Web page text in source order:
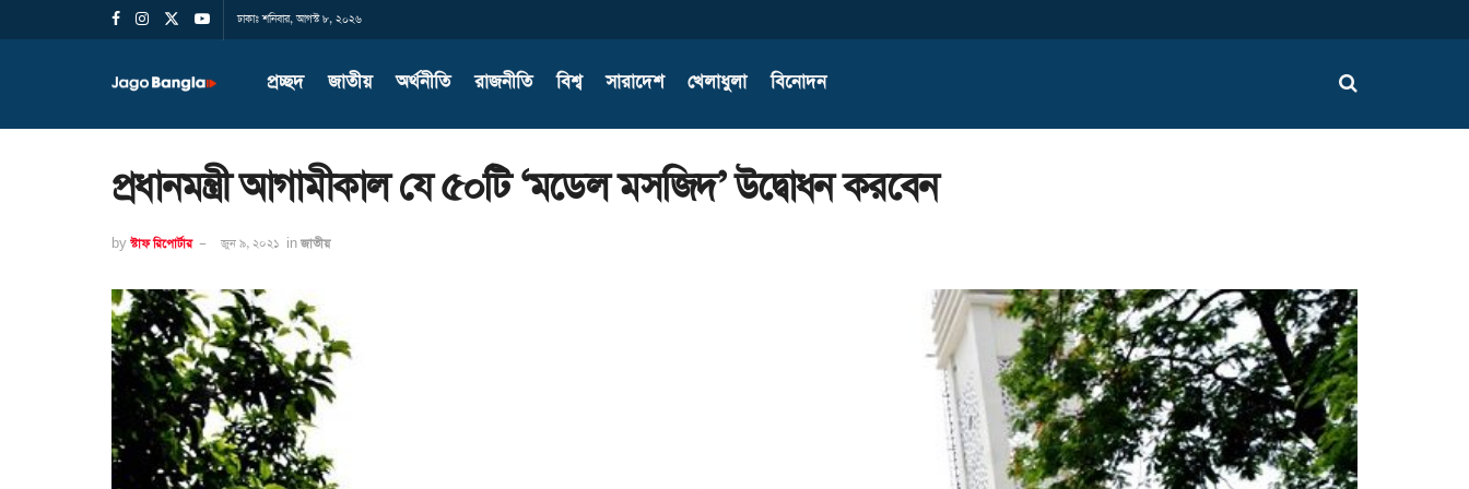
ঢাকাঃ শনিবার, আগস্ট ৮, ২০২৬
প্রচ্ছদ জাতীয় অর্থনীতি রাজনীতি বিশ্ব সারাদেশ খেলাধুলা বিনোদন
প্রধানমন্ত্রী আগামীকাল যে ৫০টি ‘মডেল মসজিদ’ উদ্বোধন করবেন
by স্টাফ রিপোর্টার জুন ৯, ২০২১ in জাতীয়